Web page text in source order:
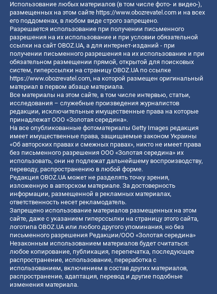
Использование любых материалов (в том числе фото- и видео-),
размещенных на этом сайте https://www.obozrevatel.com и на всех
его поддоменах, в любом виде строго запрещено.
Разрешается использование при получении письменного
разрешения на их использование и при условии обязательной
ссылки на сайт OBOZ.UA, а для интернет-изданий - при
получении письменного разрешения на их использование и при
обязательном размещении прямой, открытой для поисковых
систем, гиперссылки на страницу OBOZ.UA по ссылке
https://www.obozrevatel.com, на которой размещен оригинальный
материал в первом абзаце материала.
Все материалы на этом сайте, в том числе интервью, статьи,
исследования – служебные произведения журналистов
редакции, исключительные имущественные права на которые
принадлежат ООО «Золотая середина».
На все опубликованные фотоматериалы Getty Images редакция
имеет имущественные права, защищаемые законом Украины
«Об авторских правах и смежных правах», никто не имеет права
без письменного разрешения ООО «Золотая середина» их
использовать, они не подлежат дальнейшему воспроизводству,
переводу, распространению в любой форме.
Редакция OBOZ.UA может не разделять точку зрения,
изложенную в авторском материале. За достоверность
информации, размещенной в рекламных материалах,
ответственность несет рекламодатель.
Запрещено использование материалов размещенных на этом
сайте, даже с указанием гиперссылки на страницу этого сайта,
логотипа OBOZ.UA или любого другого упоминания, но без
письменного разрешения Редакции/ООО «Золотая середина»
Незаконным использованием материалов будет считаться:
любое копирование, публикация, перепечатка, последующее
распространение, использование, переработка с
использованием, включением в состав других материалов,
распространение, адаптация, перевод и другие подобные
изменения материала.